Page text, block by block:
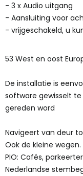
- 3 x Audio uitgang
- Aansluiting voor
- vrijgeschakeld, u
53 West en oost
De installatie is
software gewisselt
gereden word
Navigeert van deur
Ook de kleine wegen.
PIO: Cafés,
Nederlandse